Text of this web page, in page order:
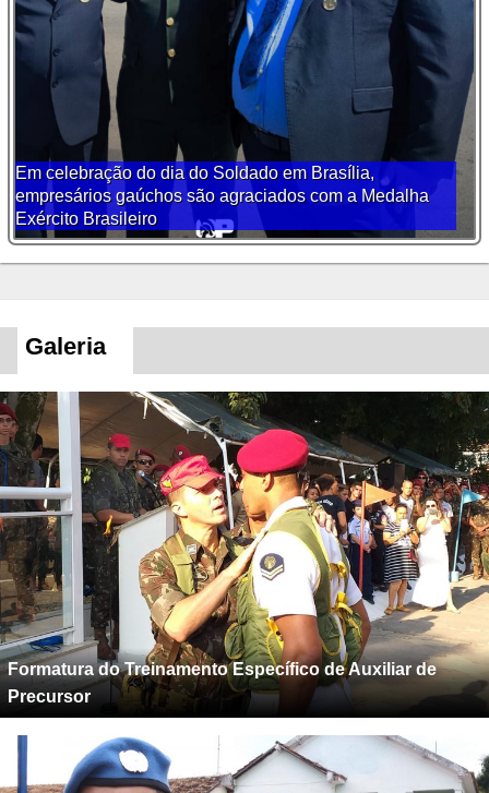
Em celebração do dia do Soldado em Brasília,
empresários gaúchos são agraciados com a Medalha
Exército Brasileiro
Galeria
Formatura do Treinamento Específico de Auxiliar de
Precursor